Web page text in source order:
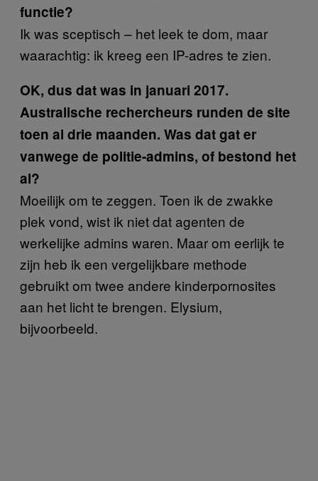
functie?
Ik was sceptisch – het leek te dom, maar
waarachtig: ik kreeg een IP-adres te zien.
OK, dus dat was in januari 2017.
Australische rechercheurs runden de site
toen al drie maanden. Was dat gat er
vanwege de politie-admins, of bestond het
al?
Moeilijk om te zeggen. Toen ik de zwakke
plek vond, wist ik niet dat agenten de
werkelijke admins waren. Maar om eerlijk te
zijn heb ik een vergelijkbare methode
gebruikt om twee andere kinderpornosites
aan het licht te brengen. Elysium,
bijvoorbeeld.